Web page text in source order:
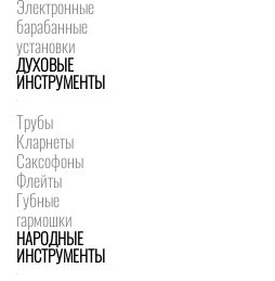
Электронные
барабанные
установки
ДУХОВЫЕ
ИНСТРУМЕНТЫ
Трубы
Кларнеты
Саксофоны
Флейты
Губные
гармошки
НАРОДНЫЕ
ИНСТРУМЕНТЫ